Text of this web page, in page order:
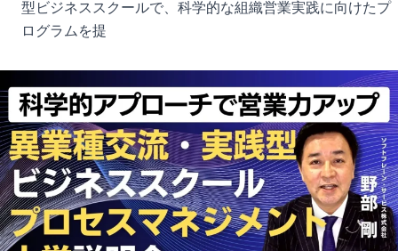
型ビジネススクールで、科学的な組織営業実践に向けたプ
ログラムを提